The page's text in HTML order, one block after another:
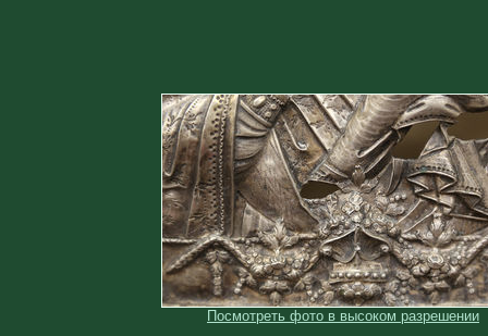
Посмотреть фото в высоком разрешении